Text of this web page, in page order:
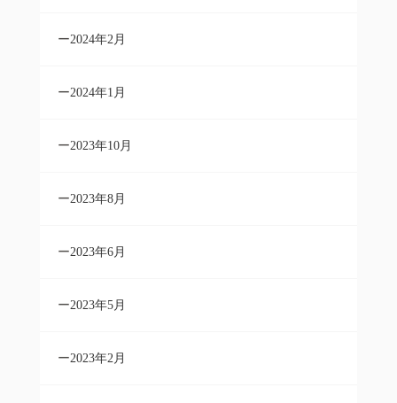
2024年2月
2024年1月
2023年10月
2023年8月
2023年6月
2023年5月
2023年2月